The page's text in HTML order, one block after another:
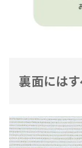
裏面にはす